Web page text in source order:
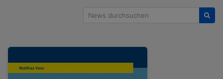
News durchsuchen